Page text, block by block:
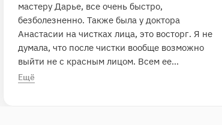
мастеру Дарье, все очень быстро,
безболезненно. Также была у доктора
Анастасии на чистках лица​, это восторг. Я не
думала, что после чистки вообще возможно
выйти не с красным лицом. Всем ее
рекомендую. Также делала у Анастасии
Ещё